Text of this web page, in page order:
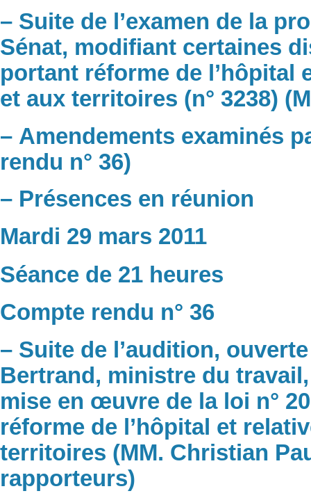
– Suite de l’examen de la
Sénat, modifiant certaines
portant réforme de l’hôpital
et aux territoires (n° 3238)
– Amendements examinés
rendu n° 36)
– Présences en réunion
Mardi 29 mars 2011
Séance de 21 heures
Compte rendu n° 36
– Suite de l’audition,
Bertrand, ministre du
mise en œuvre de la loi n°
réforme de l’hôpital et
territoires (MM. Christian
rapporteurs)